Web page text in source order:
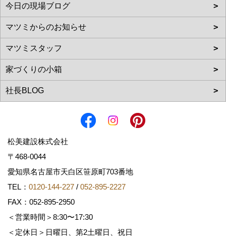
松美建設株式会社
〒468-0044
愛知県名古屋市天白区笹原町703番地
TEL： 0120-144-227 / 052-895-2227
FAX：052-895-2950
＜営業時間＞8:30〜17:30
＜定休日＞日曜日、第2土曜日、祝日